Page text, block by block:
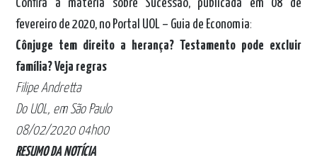
Confira a matéria sobre Sucessão, publicada em 08 de
fevereiro de 2020, no Portal UOL – Guia de Economia:
Cônjuge tem direito a herança? Testamento pode excluir
família? Veja regras
Filipe Andretta
Do UOL, em São Paulo
08/02/2020 04h00
RESUMO DA NOTÍCIA